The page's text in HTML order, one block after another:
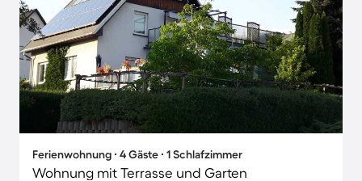
Ferienwohnung ∙ 4 Gäste ∙ 1 Schlafzimmer
Wohnung mit Terrasse und Garten